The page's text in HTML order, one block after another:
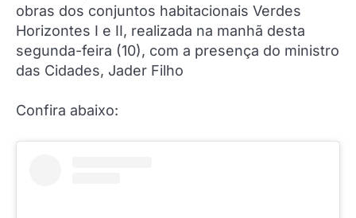
obras dos conjuntos habitacionais Verdes
Horizontes I e II, realizada na manhã desta
segunda-feira (10), com a presença do ministro
das Cidades, Jader Filho
Confira abaixo: